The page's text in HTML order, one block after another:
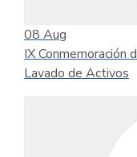
08 Aug
IX Conmemoración
Lavado de Activos